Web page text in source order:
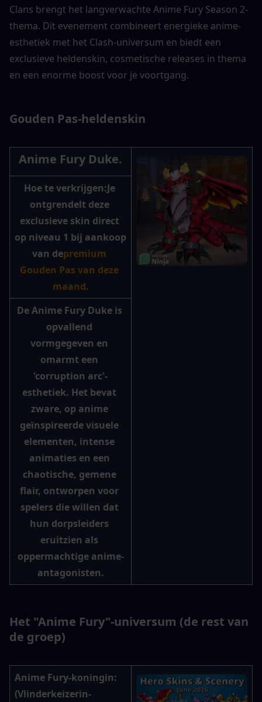
Clans brengt het langverwachte Anime Fury Season 2-
thema. Dit evenement combineert energieke anime-
esthetiek met het Clash-universum en biedt een
exclusieve heldenskin, cosmetische releases in thema
en een enorme boost voor je voortgang.
Gouden Pas-heldenskin
Anime Fury Duke.
Hoe te verkrijgen:Je
ontgrendelt deze
exclusieve skin direct
op niveau 1 bij aankoop
van depremium
Gouden Pas van deze
maand.
De Anime Fury Duke is
opvallend
vormgegeven en
omarmt een
'corruption arc'-
esthetiek. Het bevat
zware, op anime
geïnspireerde visuele
elementen, intense
animaties en een
chaotische, gemene
flair, ontworpen voor
spelers die willen dat
hun dorpsleiders
eruitzien als
oppermachtige anime-
antagonisten.
Het "Anime Fury"-universum (de rest van
de groep)
Anime Fury-koningin:
(Vlinderkeizerin-